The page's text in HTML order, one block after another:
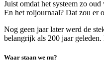
Juist omdat het systeem zo
En het roljournaal? Dat zou er
Nog geen jaar later werd de
belangrijk als 200 jaar
Waar staan we nu?